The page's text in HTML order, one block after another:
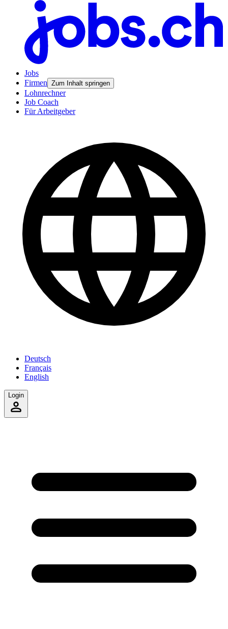
Jobs
Firmen Zum Inhalt springen
Lohnrechner
Job Coach
Für Arbeitgeber
Deutsch
Français
English
Login